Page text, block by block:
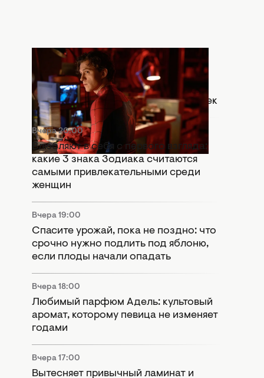
Вчера 20:30
Что означает сцена после титров
"Человек-паук: Абсолютно новый
день": Marvel оставили важный намек
Вчера 20:00
Влюбляют в себя с первого взгляда:
какие 3 знака Зодиака считаются
самыми привлекательными среди
женщин
Вчера 19:00
Спасите урожай, пока не поздно: что
срочно нужно подлить под яблоню,
если плоды начали опадать
Вчера 18:00
Любимый парфюм Адель: культовый
аромат, которому певица не изменяет
годами
Вчера 17:00
Вытесняет привычный ламинат и